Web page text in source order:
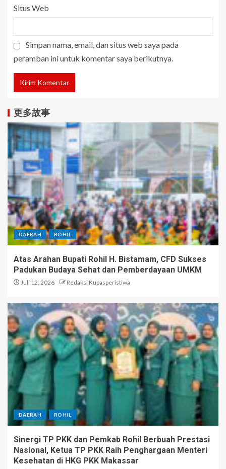
Situs Web
Simpan nama, email, dan situs web saya pada
peramban ini untuk komentar saya berikutnya.
更多故事
DAERAH ROHIL
Atas Arahan Bupati Rohil H. Bistamam, CFD Sukses
Padukan Budaya Sehat dan Pemberdayaan UMKM
Juli 12, 2026 Redaksi Kupasperistiwa
DAERAH ROHIL
Sinergi TP PKK dan Pemkab Rohil Berbuah Prestasi
Nasional, Ketua TP PKK Raih Penghargaan Menteri
Kesehatan di HKG PKK Makassar